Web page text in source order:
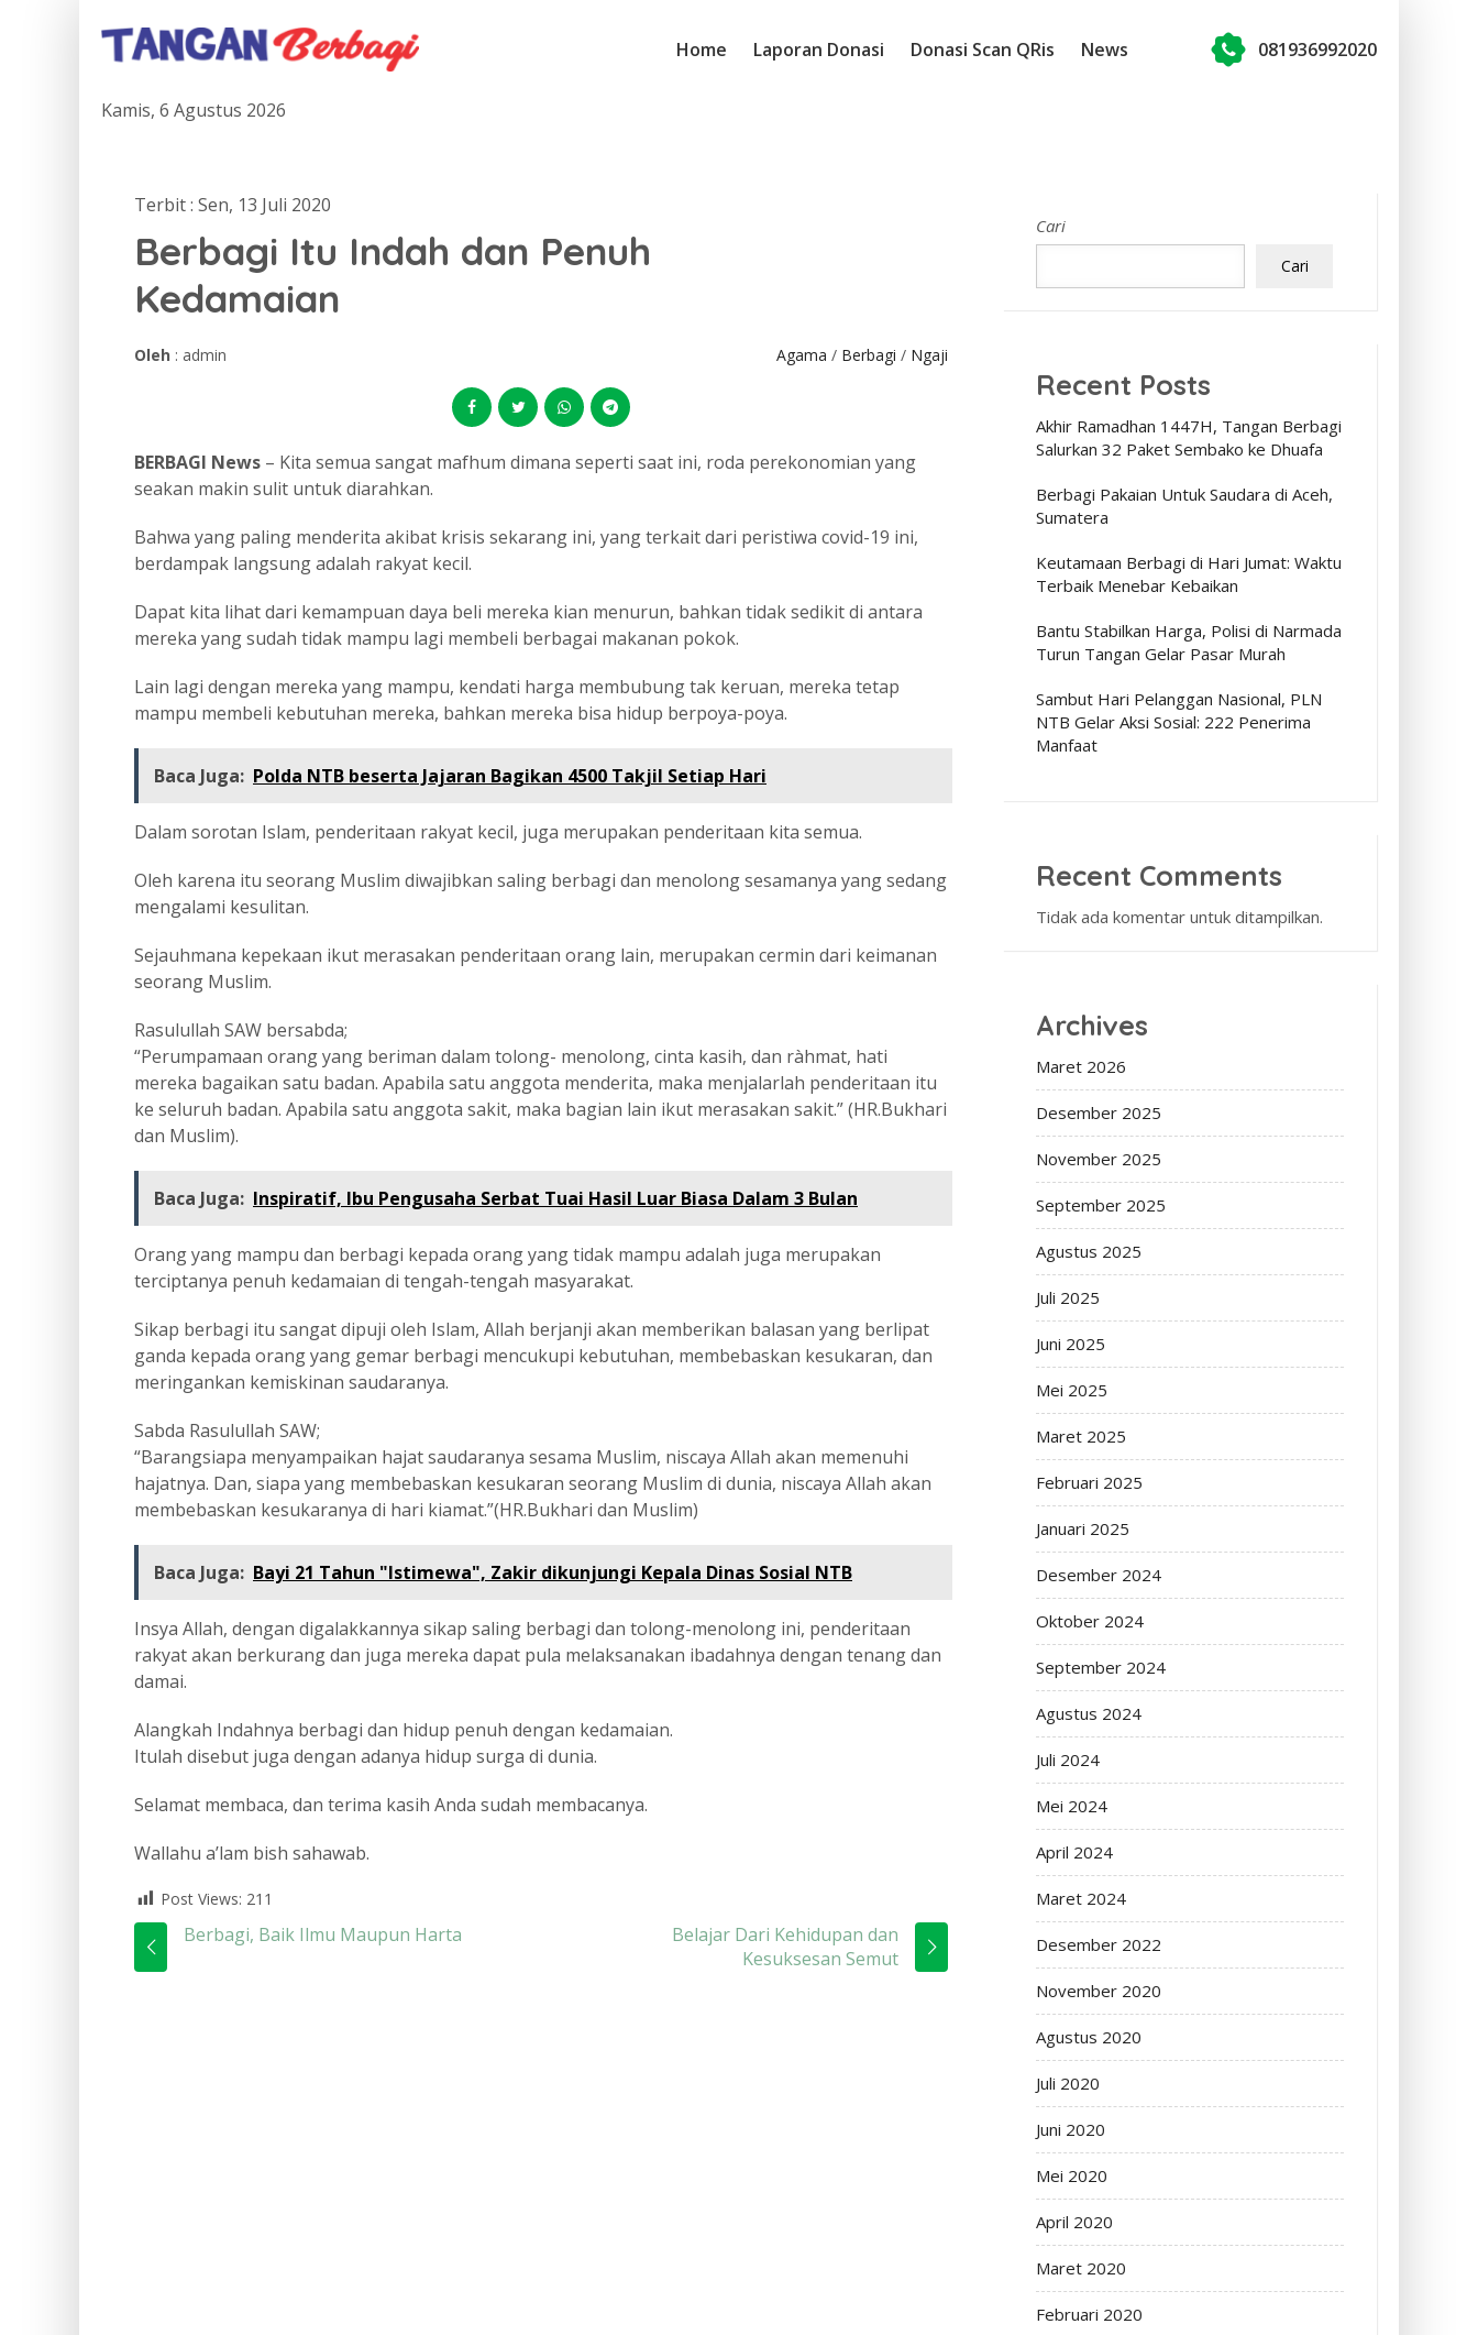
Home Laporan Donasi Donasi Scan QRis News 081936992020
Kamis, 6 Agustus 2026
Terbit : Sen, 13 Juli 2020
Berbagi Itu Indah dan Penuh
Kedamaian
Oleh : admin Agama / Berbagi / Ngaji
BERBAGI News – Kita semua sangat mafhum dimana seperti saat ini, roda perekonomian yang
seakan makin sulit untuk diarahkan.
Bahwa yang paling menderita akibat krisis sekarang ini, yang terkait dari peristiwa covid-19 ini,
berdampak langsung adalah rakyat kecil.
Dapat kita lihat dari kemampuan daya beli mereka kian menurun, bahkan tidak sedikit di antara
mereka yang sudah tidak mampu lagi membeli berbagai makanan pokok.
Lain lagi dengan mereka yang mampu, kendati harga membubung tak keruan, mereka tetap
mampu membeli kebutuhan mereka, bahkan mereka bisa hidup berpoya-poya.
Baca Juga: Polda NTB beserta Jajaran Bagikan 4500 Takjil Setiap Hari
Dalam sorotan Islam, penderitaan rakyat kecil, juga merupakan penderitaan kita semua.
Oleh karena itu seorang Muslim diwajibkan saling berbagi dan menolong sesamanya yang sedang
mengalami kesulitan.
Sejauhmana kepekaan ikut merasakan penderitaan orang lain, merupakan cermin dari keimanan
seorang Muslim.
Rasulullah SAW bersabda;
“Perumpamaan orang yang beriman dalam tolong- menolong, cinta kasih, dan ràhmat, hati
mereka bagaikan satu badan. Apabila satu anggota menderita, maka menjalarlah penderitaan itu
ke seluruh badan. Apabila satu anggota sakit, maka bagian lain ikut merasakan sakit.” (HR.Bukhari
dan Muslim).
Baca Juga: Inspiratif, Ibu Pengusaha Serbat Tuai Hasil Luar Biasa Dalam 3 Bulan
Orang yang mampu dan berbagi kepada orang yang tidak mampu adalah juga merupakan
terciptanya penuh kedamaian di tengah-tengah masyarakat.
Sikap berbagi itu sangat dipuji oleh Islam, Allah berjanji akan memberikan balasan yang berlipat
ganda kepada orang yang gemar berbagi mencukupi kebutuhan, membebaskan kesukaran, dan
meringankan kemiskinan saudaranya.
Sabda Rasulullah SAW;
“Barangsiapa menyampaikan hajat saudaranya sesama Muslim, niscaya Allah akan memenuhi
hajatnya. Dan, siapa yang membebaskan kesukaran seorang Muslim di dunia, niscaya Allah akan
membebaskan kesukaranya di hari kiamat.”(HR.Bukhari dan Muslim)
Baca Juga: Bayi 21 Tahun "Istimewa", Zakir dikunjungi Kepala Dinas Sosial NTB
Insya Allah, dengan digalakkannya sikap saling berbagi dan tolong-menolong ini, penderitaan
rakyat akan berkurang dan juga mereka dapat pula melaksanakan ibadahnya dengan tenang dan
damai.
Alangkah Indahnya berbagi dan hidup penuh dengan kedamaian.
Itulah disebut juga dengan adanya hidup surga di dunia.
Selamat membaca, dan terima kasih Anda sudah membacanya.
Wallahu a’lam bish sahawab.
Post Views: 211
Berbagi, Baik Ilmu Maupun Harta
Belajar Dari Kehidupan dan
Kesuksesan Semut
Cari
Cari
Recent Posts
Akhir Ramadhan 1447H, Tangan Berbagi
Salurkan 32 Paket Sembako ke Dhuafa
Berbagi Pakaian Untuk Saudara di Aceh,
Sumatera
Keutamaan Berbagi di Hari Jumat: Waktu
Terbaik Menebar Kebaikan
Bantu Stabilkan Harga, Polisi di Narmada
Turun Tangan Gelar Pasar Murah
Sambut Hari Pelanggan Nasional, PLN
NTB Gelar Aksi Sosial: 222 Penerima
Manfaat
Recent Comments
Tidak ada komentar untuk ditampilkan.
Archives
Maret 2026
Desember 2025
November 2025
September 2025
Agustus 2025
Juli 2025
Juni 2025
Mei 2025
Maret 2025
Februari 2025
Januari 2025
Desember 2024
Oktober 2024
September 2024
Agustus 2024
Juli 2024
Mei 2024
April 2024
Maret 2024
Desember 2022
November 2020
Agustus 2020
Juli 2020
Juni 2020
Mei 2020
April 2020
Maret 2020
Februari 2020